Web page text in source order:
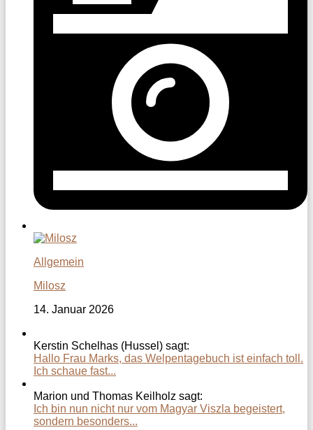
Allgemein
Milosz
14. Januar 2026
Kerstin Schelhas (Hussel) sagt:
Hallo Frau Marks, das Welpentagebuch ist einfach toll.
Ich schaue fast...
Marion und Thomas Keilholz sagt:
Ich bin nun nicht nur vom Magyar Viszla begeistert,
sondern besonders...